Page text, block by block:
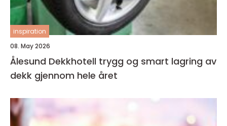
inspiration
08. May 2026
Ålesund Dekkhotell trygg og smart lagring av
dekk gjennom hele året